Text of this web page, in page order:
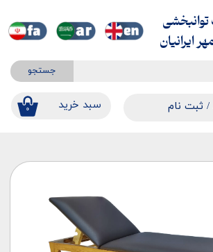
جستجو
۰ ​​سبد خرید / ثبت نام
ایرانیان